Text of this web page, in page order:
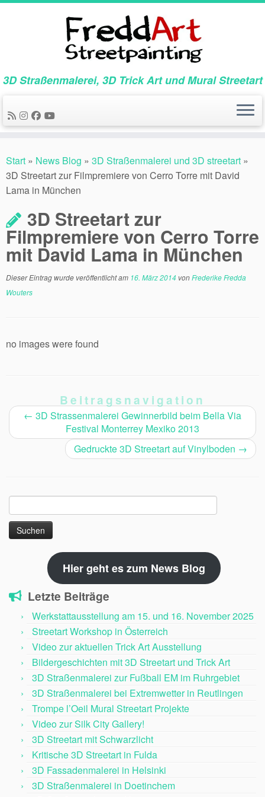
Zum
3D Straßenmalerei, 3D Trick Art und Mural Streetart
Start » News Blog » 3D Straßenmalerei und 3D streetart »
3D Streetart zur Filmpremiere von Cerro Torre mit David
Lama in München
3D Streetart zur
Filmpremiere von Cerro Torre
mit David Lama in München
Dieser Eintrag wurde veröffentlicht am 16. März 2014 vonFrederike Fredda
Wouters
no images were found
Beitragsnavigation
← 3D Strassenmalerei Gewinnerbild beim Bella Via
Festival Monterrey Mexiko 2013
Gedruckte 3D Streetart auf Vinylboden →
nach:
Hier geht es zum News Blog
Letzte Beiträge
Werkstattausstellung am 15. und 16. November 2025
Streetart Workshop in Österreich
Video zur aktuellen Trick Art Ausstellung
Bildergeschichten mit 3D Streetart und Trick Art
3D Straßenmalerei zur Fußball EM im Ruhrgebiet
3D Straßenmalerei bei Extremwetter in Reutlingen
Trompe l’Oeil Mural Streetart Projekte
Video zur Silk City Gallery!
3D Streetart mit Schwarzlicht
Kritische 3D Streetart in Fulda
3D Fassadenmalerei in Helsinki
3D Straßenmalerei in Doetinchem